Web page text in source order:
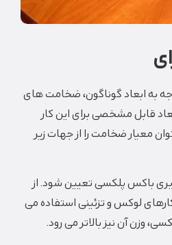
به ابعاد گوناگون، ضخامت های
قابل مشخصی برای این کار
معیار ضخامت را از جهات زیر
باکس پلکسی تعیین شود. از
لوکس و تزئینی استفاده می
وزن آن نیز بالاتر می رود.